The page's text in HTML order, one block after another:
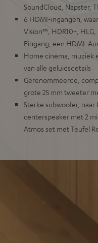
SoundCloud, Napster,
6 HDMI-ingangen,
Vision™, HDR10+,
Eingang, een HDMI-
Home cinema, muziek
van alle geluidsdetails
Gerenommeerde,
grote 25 mm tweeter
Sterke subwoofer,
centerspeaker met 2
Atmos set met Teufel